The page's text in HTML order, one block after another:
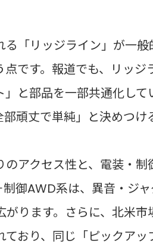
「リッジライン」が一般
です。報道でも、リッジ
と部品を一部共通化して
頑丈で単純」と決めつけ
のアクセス性と、電装・制
御AWD系は、異音・ジ
ります。さらに、北米市
おり、同じ「ピックアッ